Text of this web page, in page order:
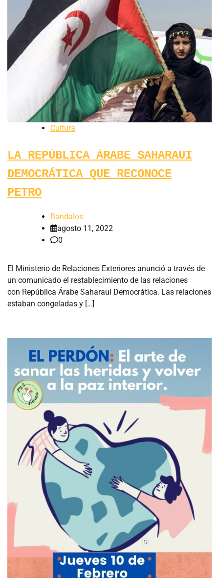
Cultura
LA REPÚBLICA ÁRABE SAHARAUI
DEMOCRÁTICA QUE RECONOCE
PETRO
Bandalos
agosto 11, 2022
0
El Ministerio de Relaciones Exteriores anunció a través de
un comunicado el restablecimiento de las relaciones
con República Árabe Saharaui Democrática. Las relaciones
estaban congeladas y […]